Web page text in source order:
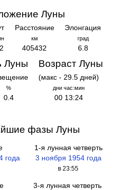
Луны
Расстояние
км
405432
Элонгация
град
6.8
Луны
%
0.4
Возраст Луны
(макс - 29.5 дней)
дни час:мин
00 13:24
фазы Луны
года
1-я лунная четверть
3 ноября 1954 года
в 23:55
3-я лунная четверть